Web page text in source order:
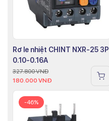
Rơ le nhiệt CHINT NXR-25 3P
0.10-0.16A
327.800VNĐ
180.000 VNĐ
-46%